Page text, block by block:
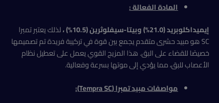
المادة الفعالة :
إيميداكلوبريد (21.0%) وبيتا-سيفلوثرين (10.5%) ،
لذلك يعتبر تمبرا
SC هو مبيد حشرى متقدم يجمع بين قوة في تركيبة فريدة تم تصميمها
خصيصًا للقضاء على البق. هذا المزيج القوي يعمل على تعطيل نظام
الأعصاب للبق، مما يؤدي إلى موتها بسرعة وفعالية.
مواصفات مبيد تمبرا (Tempra SC
):